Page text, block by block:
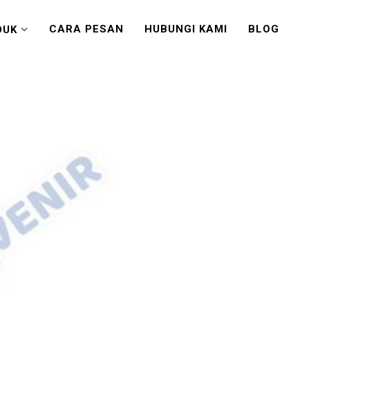
CARA PESAN HUBUNGI KAMI BLOG